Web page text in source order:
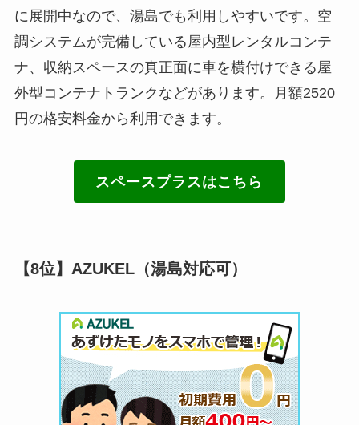
に展開中なので、湯島でも利用しやすいです。空
調システムが完備している屋内型レンタルコンテ
ナ、収納スペースの真正面に車を横付けできる屋
外型コンテナトランクなどがあります。月額2520
円の格安料金から利用できます。
スペースプラスはこちら
【8位】AZUKEL（湯島対応可）